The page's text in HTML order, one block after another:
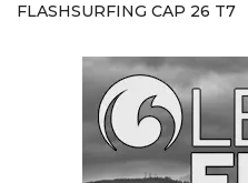
FLASHSURFING CAP 26 T7